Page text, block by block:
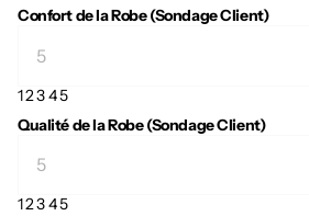
Confort de la Robe (Sondage Client)
12345
Qualité de la Robe (Sondage Client)
12345